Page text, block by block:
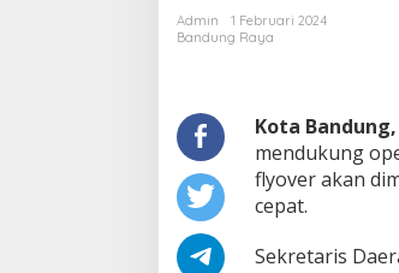
Admin
1 Februari 2024
Bandung Raya
Kota
mendukung
flyover akan
cepat.
Sekretaris